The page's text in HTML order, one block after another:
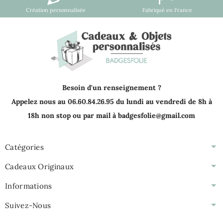
Création personnalisée Fabriqué en France
Besoin d'un renseignement ?
Appelez nous au 06.60.84.26.95 du lundi au vendredi de 8h à
18h non stop ou par mail à badgesfolie@gmail.com
Catégories
Cadeaux Originaux
Informations
Suivez-Nous